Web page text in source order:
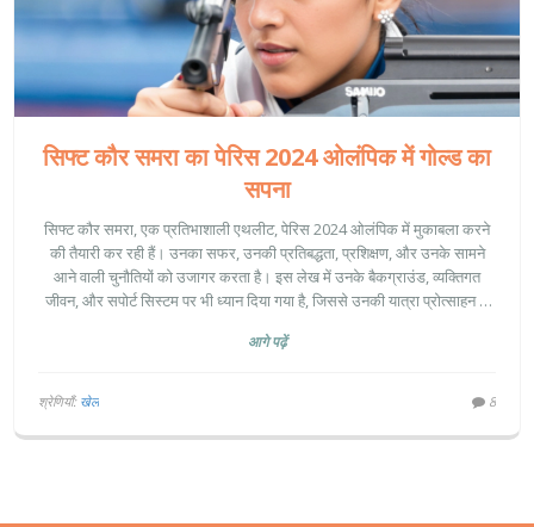
सिफ्ट कौर समरा का पेरिस 2024 ओलंपिक में गोल्ड का
सपना
सिफ्ट कौर समरा, एक प्रतिभाशाली एथलीट, पेरिस 2024 ओलंपिक में मुकाबला करने
की तैयारी कर रही हैं। उनका सफर, उनकी प्रतिबद्धता, प्रशिक्षण, और उनके सामने
आने वाली चुनौतियों को उजागर करता है। इस लेख में उनके बैकग्राउंड, व्यक्तिगत
जीवन, और सपोर्ट सिस्टम पर भी ध्यान दिया गया है, जिससे उनकी यात्रा प्रोत्साहन से
आगे पढ़ें
श्रेणियाँ: खेल 8